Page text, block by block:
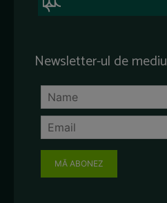
Newsletter-ul de mediu
MĂ ABONEZ